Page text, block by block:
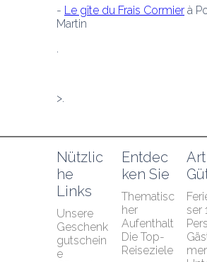
- Le gîte du Frais Cormier à
Martin
>.
Nützlic
he
Links
Unsere
Geschenk
gutschein
e
Entdec
ken Sie
Thematisc
her
Aufenthalt
Die Top-
Reiseziele
ser
mer